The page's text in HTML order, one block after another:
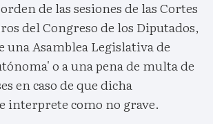
de las sesiones de las Cortes
del Congreso de los Diputados,
una Asamblea Legislativa de
o a una pena de multa de
en caso de que dicha
interprete como no grave.